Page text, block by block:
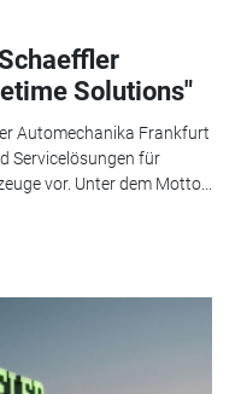
Solutions"
Automechanika Frankfurt
Servicelösungen für
vor. Unter dem Motto...